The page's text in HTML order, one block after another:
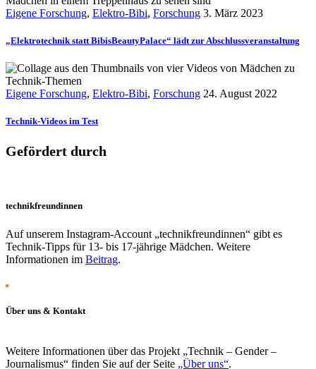
Eigene Forschung, Elektro-Bibi, Forschung 3. März 2023
„Elektrotechnik statt BibisBeautyPalace“ lädt zur Abschlussveranstaltung
Eigene Forschung, Elektro-Bibi, Forschung 24. August 2022
Technik-Videos im Test
Gefördert durch
technikfreundinnen
Auf unserem Instagram-Account „technikfreundinnen“ gibt es
Technik-Tipps für 13- bis 17-jährige Mädchen. Weitere
Informationen im Beitrag.
Über uns & Kontakt
Weitere Informationen über das Projekt „Technik – Gender –
Journalismus“ finden Sie auf der Seite „Über uns“.